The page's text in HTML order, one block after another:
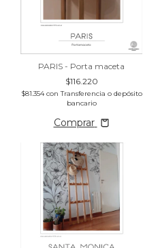
PARIS - Porta maceta
$116.220
$81.354con Transferencia o depósito
bancario
Comprar